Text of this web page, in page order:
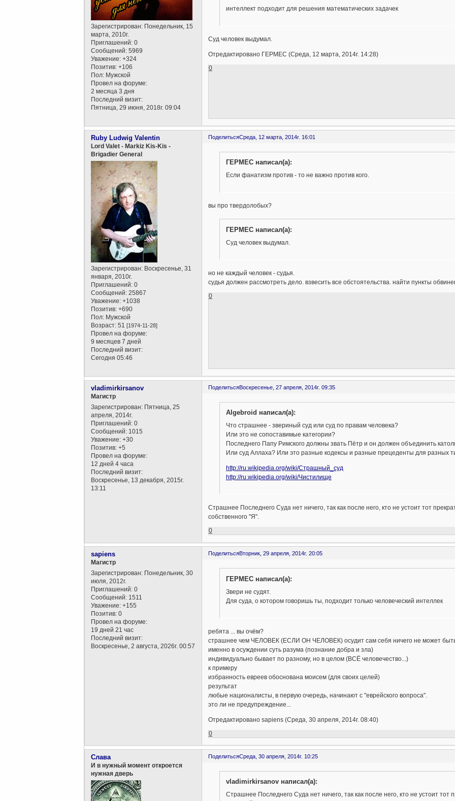
Зарегистрирован: Понедельник, 15
марта, 2010г.
Приглашений: 0
Сообщений: 5969
Уважение: +324
Позитив: +106
Пол: Мужской
Провел на форуме:
2 месяца 3 дня
Последний визит:
Пятница, 29 июня, 2018г. 09:04
интеллект подходит для решения математических задачек
Суд человек выдумал.
Отредактировано ГЕРМЕС (Среда, 12 марта, 2014г. 14:28)
0
ПоделитьсяСреда, 12 марта, 2014г. 16:01
Ruby Ludwig Valentin
Lord Valet - Markiz Kis-Kis -
Brigadier General
Зарегистрирован: Воскресенье, 31
января, 2010г.
Приглашений: 0
Сообщений: 25867
Уважение: +1038
Позитив: +690
Пол: Мужской
Возраст: 51[1974-11-28]
Провел на форуме:
9 месяцев 7 дней
Последний визит:
Сегодня 05:46
ГЕРМЕС написал(а):
Если фанатизм против - то не важно против кого.
вы про твердолобых?
ГЕРМЕС написал(а):
Суд человек выдумал.
но не каждый человек - судья.
судья должен рассмотреть дело. взвесить все обстоятельства. найти пункты
0
ПоделитьсяВоскресенье, 27 апреля, 2014г. 09:35
vladimirkirsanov
Магистр
Зарегистрирован: Пятница, 25
апреля, 2014г.
Приглашений: 0
Сообщений: 1015
Уважение: +30
Позитив: +5
Провел на форуме:
12 дней 4 часа
Последний визит:
Воскресенье, 13 декабря, 2015г.
13:11
Algebroid написал(а):
Что страшнее - звериный суд или суд по правам человека?
Или это не сопоставимые категории?
Последнего Папу Римского должны звать Пётр и он должен объединить
Или суд Аллаха? Или это разные кодексы и разные прецеденты для разных
http://ru.wikipedia.org/wiki/Страшный_суд
http://ru.wikipedia.org/wiki/Чистилище
Страшнее Последнего Суда нет ничего, так как после него, кто не устоит тот
собственного "Я".
0
ПоделитьсяВторник, 29 апреля, 2014г. 20:05
sapiens
Магистр
Зарегистрирован: Понедельник, 30
июля, 2012г.
Приглашений: 0
Сообщений: 1511
Уважение: +155
Позитив: 0
Провел на форуме:
19 дней 21 час
Последний визит:
Воскресенье, 2 августа, 2026г. 00:57
ГЕРМЕС написал(а):
Звери не судят.
Для суда, о котором говоришь ты, подходит только человеческий интеллек
ребята ... вы очём?
страшнее чем ЧЕЛОВЕК (ЕСЛИ ОН ЧЕЛОВЕК) осудит сам себя ничего не может
именно в осуждении суть разума (познание добра и зла)
индивидуально бывает по разному, но в целом (ВСЁ человечество...)
к примеру
избранность евреев обоснована моисем (для своих целей)
результат
любые националисты, в первую очередь, начинают с "еврейского вопроса".
это ли не предупреждение...
Отредактировано sapiens (Среда, 30 апреля, 2014г. 08:40)
0
ПоделитьсяСреда, 30 апреля, 2014г. 10:25
Слава
И в нужный момент откроется
нужная дверь
vladimirkirsanov написал(а):
Страшнее Последнего Суда нет ничего, так как после него, кто не устоит